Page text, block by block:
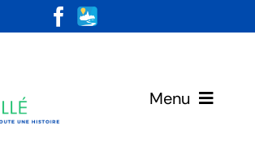
Menu